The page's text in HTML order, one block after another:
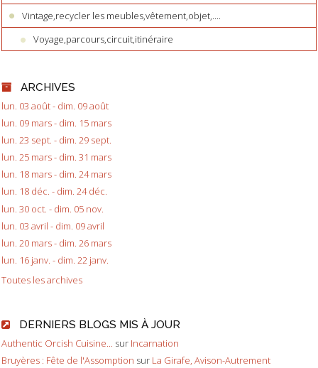
Vintage,recycler les meubles,vêtement,objet,....
Voyage,parcours,circuit,itinéraire
ARCHIVES
lun. 03 août - dim. 09 août
lun. 09 mars - dim. 15 mars
lun. 23 sept. - dim. 29 sept.
lun. 25 mars - dim. 31 mars
lun. 18 mars - dim. 24 mars
lun. 18 déc. - dim. 24 déc.
lun. 30 oct. - dim. 05 nov.
lun. 03 avril - dim. 09 avril
lun. 20 mars - dim. 26 mars
lun. 16 janv. - dim. 22 janv.
Toutes les archives
DERNIERS BLOGS MIS À JOUR
Authentic Orcish Cuisine... sur Incarnation
Bruyères : Fête de l'Assomption sur La Girafe, Avison-Autrement